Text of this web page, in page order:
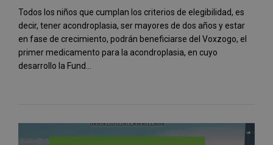
Todos los niños que cumplan los criterios de elegibilidad, es
decir, tener acondroplasia, ser mayores de dos años y estar
en fase de crecimiento, podrán beneficiarse del Voxzogo, el
primer medicamento para la acondroplasia, en cuyo
desarrollo la Fund...